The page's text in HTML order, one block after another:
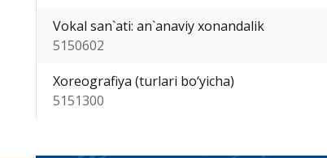
Vokal san`ati: an`anaviy xonandalik
5150602
Xoreografiya (turlari bo‘yicha)
5151300